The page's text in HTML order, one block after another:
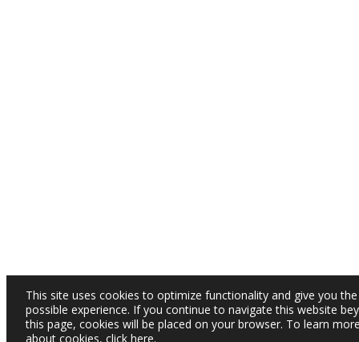
This site uses cookies to optimize functionality and give you
possible experience. If you continue to navigate this website
this page, cookies will be placed on your browser. To learn
about cookies, click here.